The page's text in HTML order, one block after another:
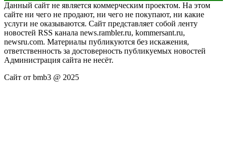
Данный сайт не является коммерческим проектом. На этом
сайте ни чего не продают, ни чего не покупают, ни какие
услуги не оказываются. Сайт представляет собой ленту
новостей RSS канала news.rambler.ru, kommersant.ru,
newsru.com. Материалы публикуются без искажения,
ответственность за достоверность публикуемых новостей
Администрация сайта не несёт.
Сайт от bmb3 @ 2025